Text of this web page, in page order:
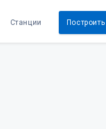
Станции